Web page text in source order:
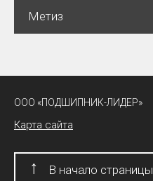
Метиз
ООО «ПОДШИПНИК-ЛИДЕР»
Карта сайта
↑ В начало страницы